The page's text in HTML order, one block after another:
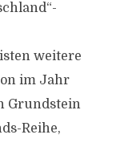
weitere
im Jahr
Grundstein
Reihe,